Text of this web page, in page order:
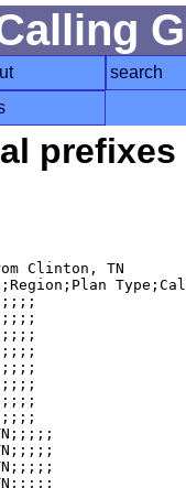
search
prefixes
Clinton, TN